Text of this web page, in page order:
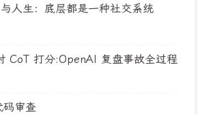
人生：底层都是一种社交系统
CoT 打分:OpenAI 复盘事故全过程
审查